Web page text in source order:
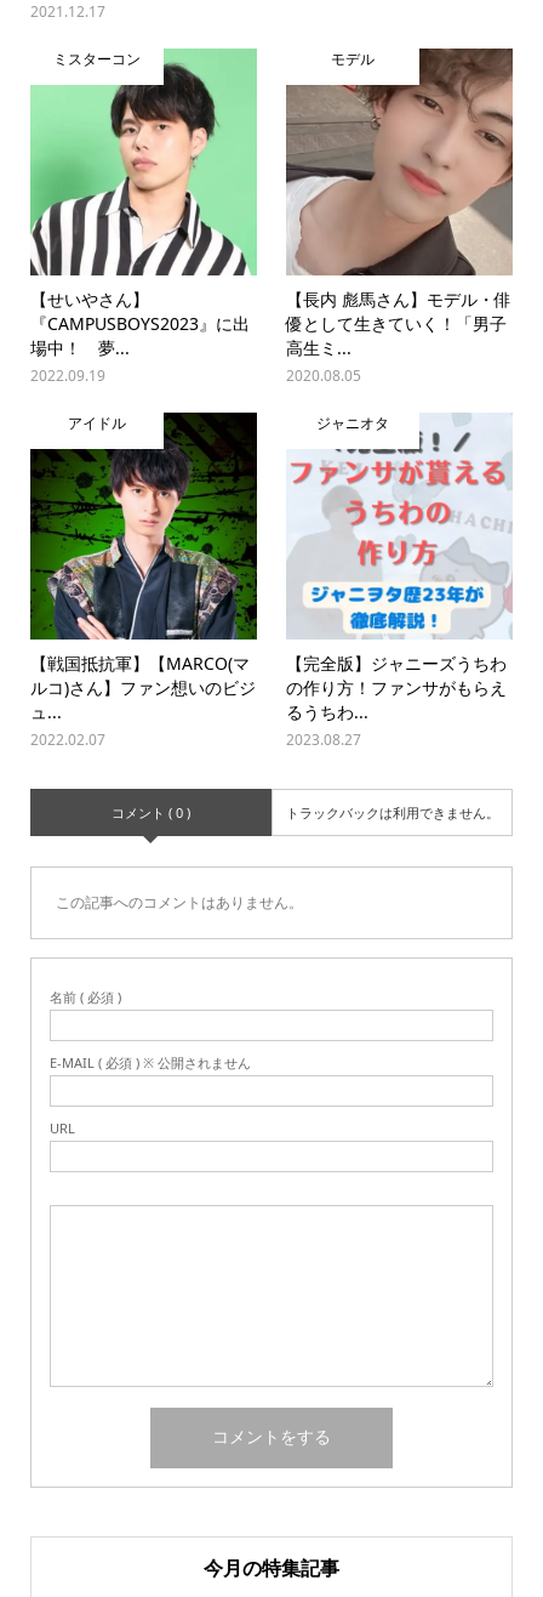
2021.12.17
ミスターコン
【せいやさん】
『CAMPUSBOYS2023』に出
場中！ 夢...
2022.09.19
モデル
【長内 彪馬さん】モデル・俳
優として生きていく！「男子
高生ミ...
2020.08.05
アイドル
【戦国抵抗軍】【MARCO(マ
ルコ)さん】ファン想いのビジ
ュ...
2022.02.07
ジャニオタ
【完全版】ジャニーズうちわ
の作り方！ファンサがもらえ
るうちわ...
2023.08.27
コメント ( 0 ) トラックバックは利用できません。
この記事へのコメントはありません。
名前 ( 必須 )
E-MAIL ( 必須 ) ※ 公開されません
URL
今月の特集記事